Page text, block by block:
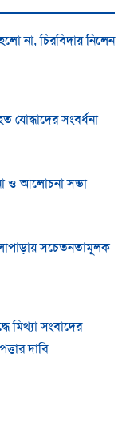
না, চিরবিদায় নিলেন
যোদ্ধাদের সংবর্ধনা
ও আলোচনা সভা
সচেতনতামূলক
মিথ্যা সংবাদের
দাবি